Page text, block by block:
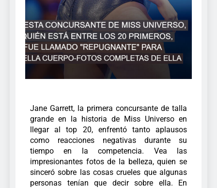
Jane Garrett, la primera concursante de talla
grande en la historia de Miss Universo en
llegar al top 20, enfrentó tanto aplausos
como reacciones negativas durante su
tiempo en la competencia. Vea las
impresionantes fotos de la belleza, quien se
sinceró sobre las cosas crueles que algunas
personas tenían que decir sobre ella. En